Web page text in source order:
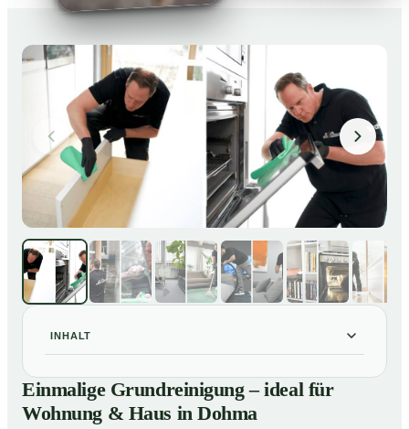
INHALT
Einmalige Grundreinigung – ideal für Wohnung & Haus
in Dohma
Einmalige Grundreinigung – ideal für
Wohnung & Haus in Dohma